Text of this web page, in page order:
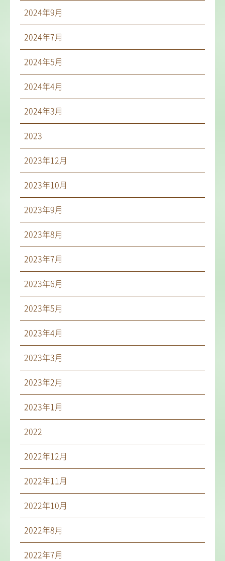
2024年9月
2024年7月
2024年5月
2024年4月
2024年3月
2023
2023年12月
2023年10月
2023年9月
2023年8月
2023年7月
2023年6月
2023年5月
2023年4月
2023年3月
2023年2月
2023年1月
2022
2022年12月
2022年11月
2022年10月
2022年8月
2022年7月